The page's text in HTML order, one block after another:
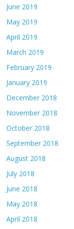
June 2019
May 2019
April 2019
March 2019
February 2019
January 2019
December 2018
November 2018
October 2018
September 2018
August 2018
July 2018
June 2018
May 2018
April 2018